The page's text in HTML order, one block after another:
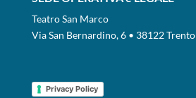
Teatro San Marco
Via San Bernardino, 6 • 38122 Trento
Privacy Policy